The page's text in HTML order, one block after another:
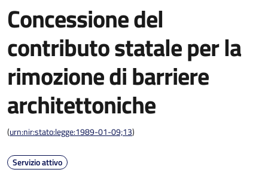
Concessione del
contributo statale per la
rimozione di barriere
architettoniche
(urn:nir:stato:legge:1989-01-09;13)
Servizio attivo